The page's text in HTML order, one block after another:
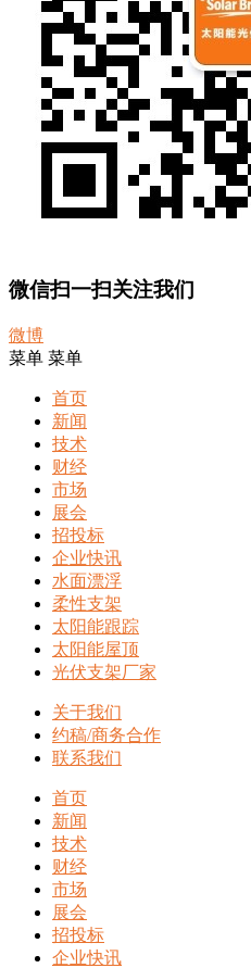
微信扫一扫关注我们
微博
菜单 菜单
首页
新闻
技术
财经
市场
展会
招投标
企业快讯
水面漂浮
柔性支架
太阳能跟踪
太阳能屋顶
光伏支架厂家
关于我们
约稿/商务合作
联系我们
首页
新闻
技术
财经
市场
展会
招投标
企业快讯